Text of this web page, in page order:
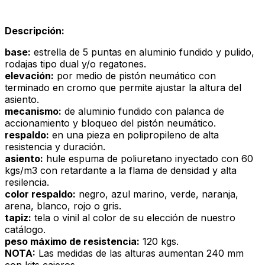
Descripción:
base: estrella de 5 puntas en aluminio fundido y pulido,
rodajas tipo dual y/o regatones.
elevación: por medio de pistón neumático con
terminado en cromo que permite ajustar la altura del
asiento.
mecanismo: de aluminio fundido con palanca de
accionamiento y bloqueo del pistón neumático.
respaldo: en una pieza en polipropileno de alta
resistencia y duración.
asiento: hule espuma de poliuretano inyectado con 60
kgs/m3 con retardante a la flama de densidad y alta
resilencia.
color respaldo: negro, azul marino, verde, naranja,
arena, blanco, rojo o gris.
tapiz: tela o vinil al color de su elección de nuestro
catálogo.
peso máximo de resistencia: 120 kgs.
NOTA: Las medidas de las alturas aumentan 240 mm